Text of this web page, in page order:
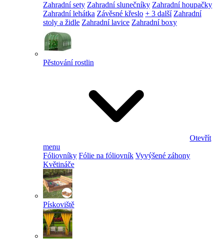
Zahradní sety Zahradní slunečníky Zahradní houpačky
Zahradní lehátka Závěsné křeslo + 3 další Zahradní
stoly a židle Zahradní lavice Zahradní boxy
Pěstování rostlin
Otevřít
menu
Fóliovníky Fólie na fóliovník Vyvýšené záhony
Květináče
Pískoviště